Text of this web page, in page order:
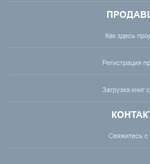
Как здесь
Регистрация
Загрузка книг
Свяжитесь